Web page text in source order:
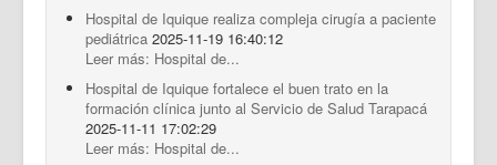
Hospital de Iquique realiza compleja cirugía a paciente
pediátrica 2025-11-19 16:40:12
Leer más: Hospital de...
Hospital de Iquique fortalece el buen trato en la
formación clínica junto al Servicio de Salud Tarapacá
2025-11-11 17:02:29
Leer más: Hospital de...